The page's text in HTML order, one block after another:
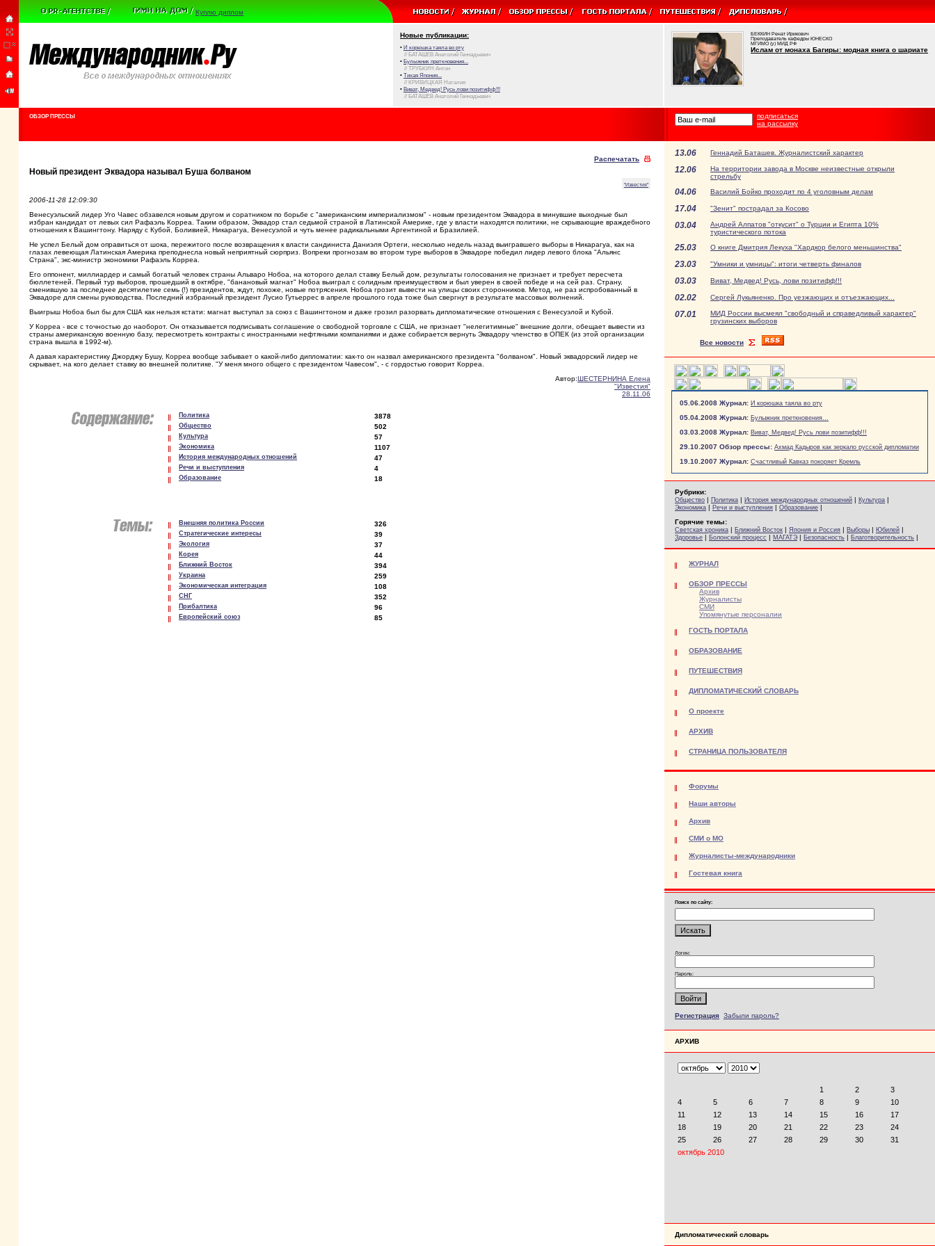
Куплю диплом
Новые публикации:
• И корюшка таяла во рту
// БАТАШЕВ Анатолий Геннадьевич
• Булыжник преткновения...
// ТРУБКИН Антон
• Тихая Япония...
// КРИВИЦКАЯ Наталия
• Виват, Медвед! Русь лови позитифф!!!
// БАТАШЕВ Анатолий Геннадьевич
БЕККИН Ренат Ирикович
Преподаватель кафедры ЮНЕСКО
МГИМО (у) МИД РФ
Ислам от монаха Багиры: модная книга о шариате
ОБЗОР ПРЕССЫ
подписаться
на рассылку
Распечатать
Новый президент Эквадора называл Буша болваном
"Известия"
2006-11-28 12:09:30
Венесуэльский лидер Уго Чавес обзавелся новым другом и соратником по борьбе с "американским империализмом" - новым президентом Эквадора в минувшие выходные был
избран кандидат от левых сил Рафаэль Корреа. Таким образом, Эквадор стал седьмой страной в Латинской Америке, где у власти находятся политики, не скрывающие враждебного
отношения к Вашингтону. Наряду с Кубой, Боливией, Никарагуа, Венесуэлой и чуть менее радикальными Аргентиной и Бразилией.
Не успел Белый дом оправиться от шока, пережитого после возвращения к власти сандиниста Даниэля Ортеги, несколько недель назад выигравшего выборы в Никарагуа, как на
глазах левеющая Латинская Америка преподнесла новый неприятный сюрприз. Вопреки прогнозам во втором туре выборов в Эквадоре победил лидер левого блока "Альянс
Страна", экс-министр экономики Рафаэль Корреа.
Его оппонент, миллиардер и самый богатый человек страны Альваро Нобоа, на которого делал ставку Белый дом, результаты голосования не признает и требует пересчета
бюллетеней. Первый тур выборов, прошедший в октябре, "банановый магнат" Нобоа выиграл с солидным преимуществом и был уверен в своей победе и на сей раз. Страну,
сменившую за последнее десятилетие семь (!) президентов, ждут, похоже, новые потрясения. Нобоа грозит вывести на улицы своих сторонников. Метод, не раз испробованный в
Эквадоре для смены руководства. Последний избранный президент Лусио Гутьеррес в апреле прошлого года тоже был свергнут в результате массовых волнений.
Выигрыш Нобоа был бы для США как нельзя кстати: магнат выступал за союз с Вашингтоном и даже грозил разорвать дипломатические отношения с Венесуэлой и Кубой.
У Корреа - все с точностью до наоборот. Он отказывается подписывать соглашение о свободной торговле с США, не признает "нелегитимные" внешние долги, обещает вывести из
страны американскую военную базу, пересмотреть контракты с иностранными нефтяными компаниями и даже собирается вернуть Эквадору членство в ОПЕК (из этой организации
страна вышла в 1992-м).
А давая характеристику Джорджу Бушу, Корреа вообще забывает о какой-либо дипломатии: как-то он назвал американского президента "болваном". Новый эквадорский лидер не
скрывает, на кого делает ставку во внешней политике. "У меня много общего с президентом Чавесом", - с гордостью говорит Корреа.
Автор:ШЕСТЕРНИНА Елена
"Известия"
28.11.06
Политика 3878
Общество 502
Культура 57
Экономика 1107
История международных отношений 47
Речи и выступления 4
Образование 18
Внешняя политика России 326
Стратегические интересы 39
Экология 37
Корея 44
Ближний Восток 394
Украина 259
Экономическая интеграция 108
СНГ 352
Прибалтика 96
Европейский союз 85
13.06 Геннадий Баташев. Журналистский характер
12.06
На территории завода в Москве неизвестные открыли
стрельбу
04.06 Василий Бойко проходит по 4 уголовным делам
17.04 "Зенит" пострадал за Косово
03.04
Андрей Алпатов "откусит" о Турции и Египта 10%
туристического потока
25.03 О книге Дмитрия Лекуха "Хардкор белого меньшинства"
23.03 "Умники и умницы": итоги четверть финалов
03.03 Виват, Медвед! Русь, лови позитифф!!!
02.02 Сергей Лукьяненко. Про уезжающих и отъезжающих...
07.01
МИД России высмеял "свободный и справедливый характер"
грузинских выборов
Все новости
05.06.2008 Журнал: И корюшка таяла во рту
05.04.2008 Журнал: Булыжник преткновения...
03.03.2008 Журнал: Виват, Медвед! Русь лови позитифф!!!
29.10.2007 Обзор прессы: Ахмад Кадыров как зеркало русской дипломатии
19.10.2007 Журнал: Счастливый Кавказ покоряет Кремль
Рубрики:
Общество | Политика | История международных отношений | Культура |
Экономика | Речи и выступления | Образование |
Горячие темы:
Светская хроника | Ближний Восток | Япония и Россия | Выборы | Юбилей |
Здоровье | Болонский процесс | МАГАТЭ | Безопасность | Благотворительность |
ЖУРНАЛ
ОБЗОР ПРЕССЫ
Архив
Журналисты
СМИ
Упомянутые персоналии
ГОСТЬ ПОРТАЛА
ОБРАЗОВАНИЕ
ПУТЕШЕСТВИЯ
ДИПЛОМАТИЧЕСКИЙ СЛОВАРЬ
О проекте
АРХИВ
СТРАНИЦА ПОЛЬЗОВАТЕЛЯ
Форумы
Наши авторы
Архив
СМИ о МО
Журналисты-международники
Гостевая книга
Поиск по сайту:
Логин:
Пароль:
Регистрация Забыли пароль?
АРХИВ
Дипломатический словарь